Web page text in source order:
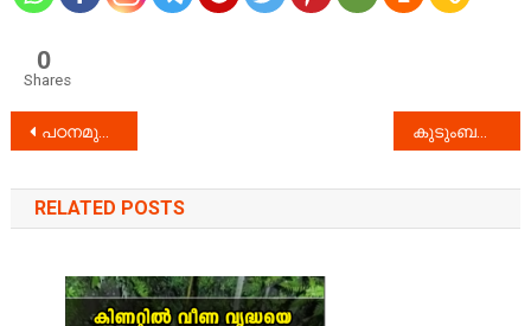
0
Shares
Post
navigation
പഠനമുറി, അപ്രന്റിസ്ഷിപ് ട്രെയിനിംഗ് പദ്ധതികളുടെ ഉദ്ഘാടനം നടത്തി കുടുംബശ്രീയിലെ അനധികൃത പിരിവിനെതിരെ പ്രതിഷേധം
RELATED POSTS